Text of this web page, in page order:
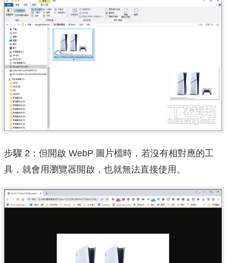
步驟 2：但開啟 WebP 圖片檔時，若沒有相對應的工
具，就會用瀏覽器開啟，也就無法直接使用。